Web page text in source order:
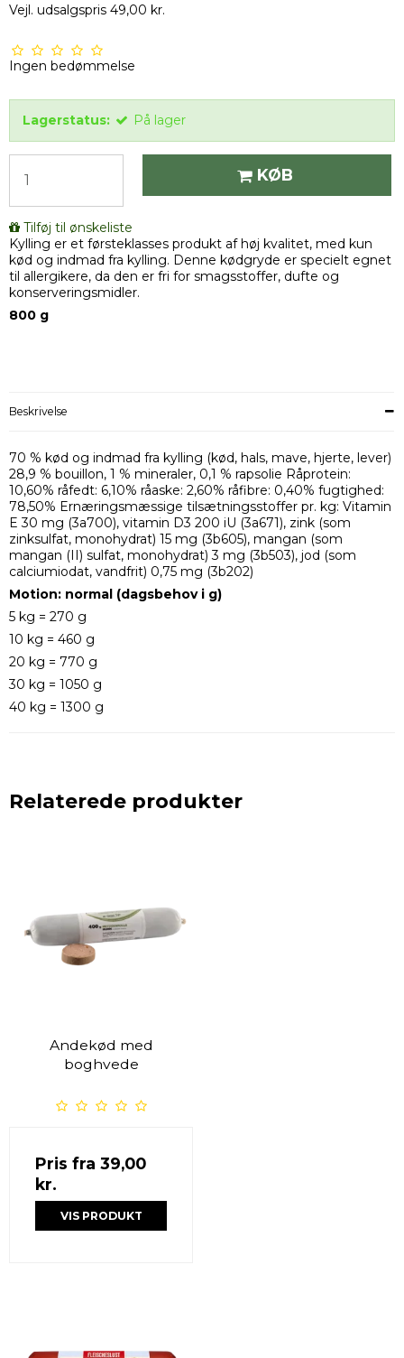
Vejl. udsalgspris 49,00 kr.
Ingen bedømmelse
Lagerstatus: På lager
KØB
Tilføj til ønskeliste
Kylling er et førsteklasses produkt af høj kvalitet, med kun
kød og indmad fra kylling. Denne kødgryde er specielt egnet
til allergikere, da den er fri for smagsstoffer, dufte og
konserveringsmidler.
800 g
Beskrivelse
70 % kød og indmad fra kylling (kød, hals, mave, hjerte, lever)
28,9 % bouillon, 1 % mineraler, 0,1 % rapsolie Råprotein:
10,60% råfedt: 6,10% råaske: 2,60% råfibre: 0,40% fugtighed:
78,50% Ernæringsmæssige tilsætningsstoffer pr. kg: Vitamin
E 30 mg (3a700), vitamin D3 200 iU (3a671), zink (som
zinksulfat, monohydrat) 15 mg (3b605), mangan (som
mangan (II) sulfat, monohydrat) 3 mg (3b503), jod (som
calciumiodat, vandfrit) 0,75 mg (3b202)
Motion: normal (dagsbehov i g)
5 kg = 270 g
10 kg = 460 g
20 kg = 770 g
30 kg = 1050 g
40 kg = 1300 g
Relaterede produkter
Andekød med
boghvede
Pris fra 39,00
kr.
VIS PRODUKT